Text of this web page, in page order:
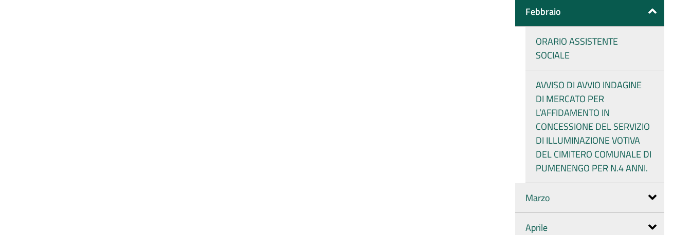
Febbraio
ORARIO ASSISTENTE
SOCIALE
AVVISO DI AVVIO INDAGINE
DI MERCATO PER
L’AFFIDAMENTO IN
CONCESSIONE DEL SERVIZIO
DI ILLUMINAZIONE VOTIVA
DEL CIMITERO COMUNALE DI
PUMENENGO PER N.4 ANNI.
Marzo
Aprile